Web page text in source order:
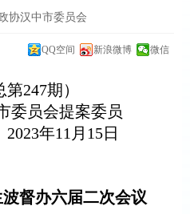
协汉中市委员会
QQ空间 新浪微博 微信
第247期）
委员会提案委员
2023年11 月 15日
督办六届二次会议